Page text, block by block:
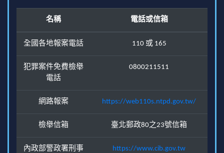
名稱 電話或信箱
全國各地報案電話 110 或 165
犯罪案件免費檢舉
電話
0800211511
網路報案 https://web110s.ntpd.gov.tw/
檢舉信箱 臺北郵政80之23號信箱
內政部警政署刑事
https://www.cib.gov.tw